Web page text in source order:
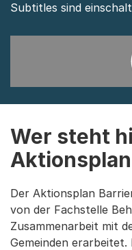
Subtitles sind
Wer steht
Aktionsplan
Der Aktionsplan
von der Fachstelle
Zusammenarbeit mit
Gemeinden